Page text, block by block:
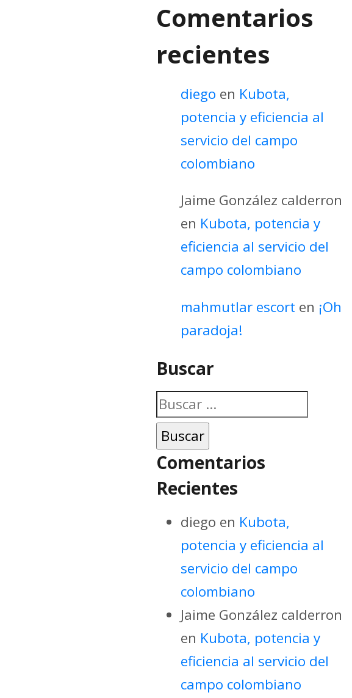
Comentarios
recientes
diego en Kubota,
potencia y eficiencia al
servicio del campo
colombiano
Jaime González calderron
en Kubota, potencia y
eficiencia al servicio del
campo colombiano
mahmutlar escort en ¡Oh
paradoja!
Buscar
Buscar:
Comentarios
Recientes
diego en Kubota,
potencia y eficiencia al
servicio del campo
colombiano
Jaime González calderron
en Kubota, potencia y
eficiencia al servicio del
campo colombiano